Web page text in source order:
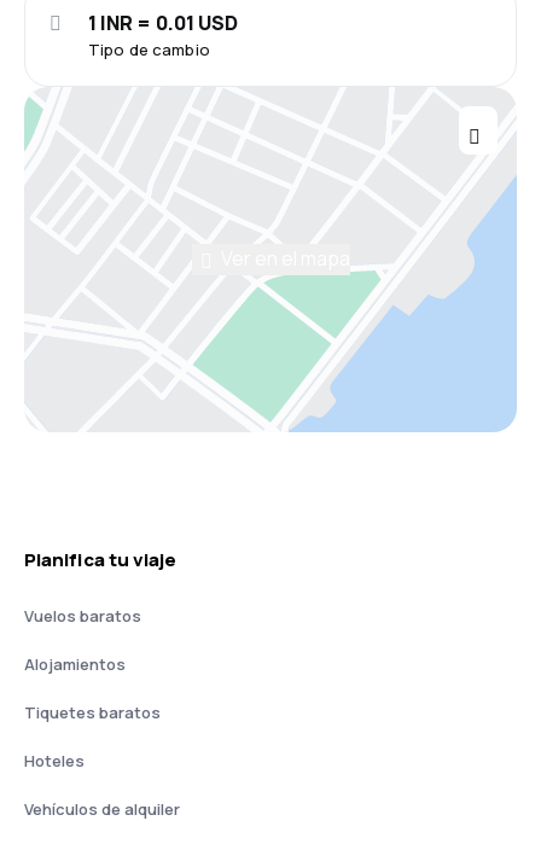
Tipo de cambio
1 INR = 0.01 USD
Planifica tu viaje
Vuelos baratos
Alojamientos
Tiquetes baratos
Hoteles
Vehículos de alquiler